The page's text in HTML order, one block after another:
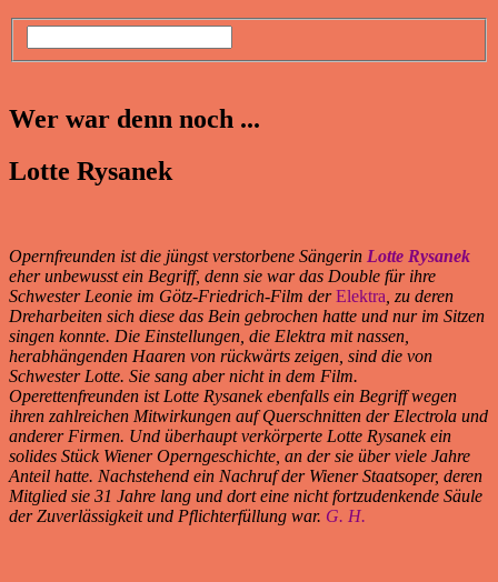
Wer war denn noch ...
Lotte Rysanek
Opernfreunden ist die jüngst verstorbene Sängerin Lotte Rysanek
eher unbewusst ein Begriff, denn sie war das Double für ihre
Schwester Leonie im Götz-Friedrich-Film derElektra , zu deren
Dreharbeiten sich diese das Bein gebrochen hatte und nur im Sitzen
singen konnte. Die Einstellungen, die Elektra mit nassen,
herabhängenden Haaren von rückwärts zeigen, sind die von
Schwester Lotte. Sie sang aber nicht in dem Film.
Operettenfreunden ist Lotte Rysanek ebenfalls ein Begriff wegen
ihren zahlreichen Mitwirkungen auf Querschnitten der Electrola und
anderer Firmen. Und überhaupt verkörperte Lotte Rysanek ein
solides Stück Wiener Operngeschichte, an der sie über viele Jahre
Anteil hatte. Nachstehend ein Nachruf der Wiener Staatsoper, deren
Mitglied sie 31 Jahre lang und dort eine nicht fortzudenkende Säule
der Zuverlässigkeit und Pflichterfüllung war. G. H.